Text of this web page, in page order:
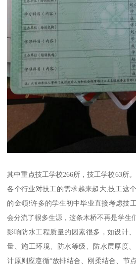
其中重点技工学校266所，技工学校63所
各个行业对技工的需求越来超大,技工这
的金领!许多的学生初中毕业直接考虑技
会分流了很多生源，这条木桥不再是学生
影响防水工程质量的因素很多，如设计
量、施工环境、防水等级、防水层厚度
计原则应遵循“放排结合、刚柔结合、节